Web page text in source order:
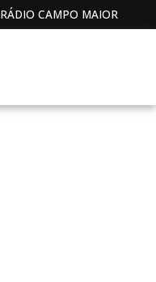
RÁDIO CAMPO MAIOR